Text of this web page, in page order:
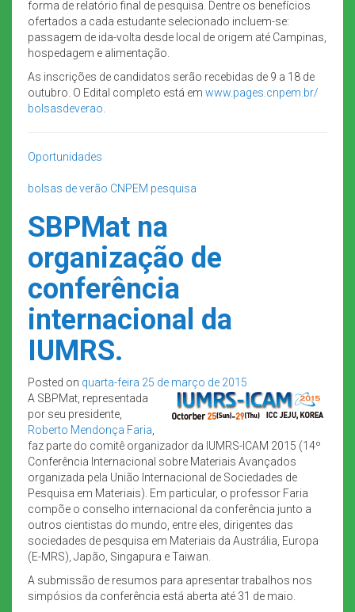
forma de relatório final de pesquisa. Dentre os benefícios
ofertados a cada estudante selecionado incluem-se:
passagem de ida-volta desde local de origem até Campinas,
hospedagem e alimentação.
As inscrições de candidatos serão recebidas de 9 a 18 de
outubro. O Edital completo está em www.pages.cnpem.br/
bolsasdeverao
Oportunidades
bolsas de verão CNPEM pesquisa
SBPMat na
organização de
conferência
internacional da
IUMRS.
Posted on quarta-feira 25 de março de 2015
A SBPMat, representada
por seu presidente,
Roberto Mendonça Faria
faz parte do comitê organizador da IUMRS-ICAM 2015 (14º
Conferência Internacional sobre Materiais Avançados
organizada pela União Internacional de Sociedades de
Pesquisa em Materiais). Em particular, o professor Faria
compõe o conselho internacional da conferência junto a
outros cientistas do mundo, entre eles, dirigentes das
sociedades de pesquisa em Materiais da Austrália, Europa
(E-MRS), Japão, Singapura e Taiwan.
A submissão de resumos para apresentar trabalhos nos
simpósios da conferência está aberta até 31 de maio.